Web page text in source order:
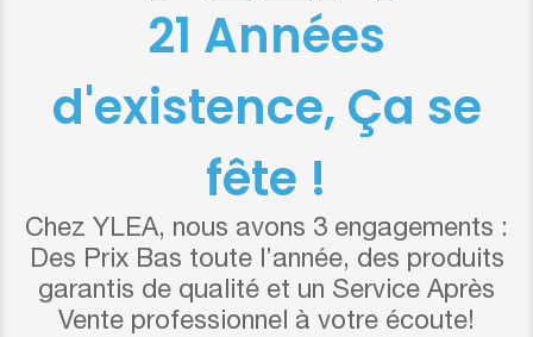
21 Années
d'existence, Ça se
fête !
Chez YLEA, nous avons 3 engagements :
Des Prix Bas toute l’année, des produits
garantis de qualité et un Service Après
Vente professionnel à votre écoute!